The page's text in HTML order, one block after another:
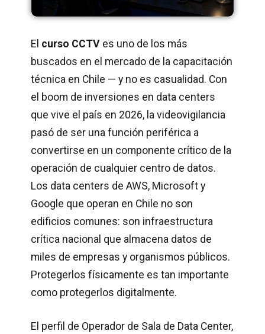
El curso CCTV es uno de los más
buscados en el mercado de la capacitación
técnica en Chile — y no es casualidad. Con
el boom de inversiones en data centers
que vive el país en 2026, la videovigilancia
pasó de ser una función periférica a
convertirse en un componente crítico de la
operación de cualquier centro de datos.
Los data centers de AWS, Microsoft y
Google que operan en Chile no son
edificios comunes: son infraestructura
crítica nacional que almacena datos de
miles de empresas y organismos públicos.
Protegerlos físicamente es tan importante
como protegerlos digitalmente.
El perfil de Operador de Sala de Data Center,